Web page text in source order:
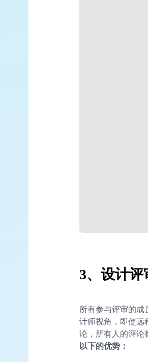
3、 设计评
所有参与评审的
计师视角，即使远
论，所有人的评论
以下的优势：